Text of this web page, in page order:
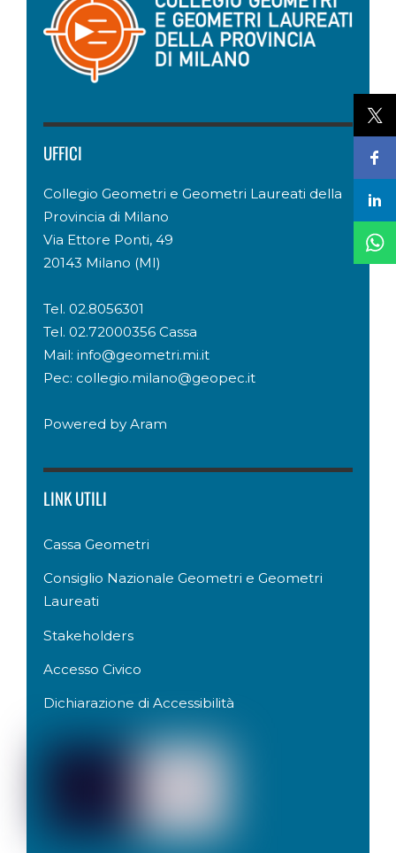
UFFICI
Collegio Geometri e Geometri Laureati della
Provincia di Milano
Via Ettore Ponti, 49
20143 Milano (MI)
Tel. 02.8056301
Tel. 02.72000356 Cassa
Mail: info@geometri.mi.it
Pec: collegio.milano@geopec.it
Powered byAram
LINK UTILI
Cassa Geometri
Consiglio Nazionale Geometri e Geometri
Laureati
Stakeholders
Accesso Civico
Dichiarazione di Accessibilità